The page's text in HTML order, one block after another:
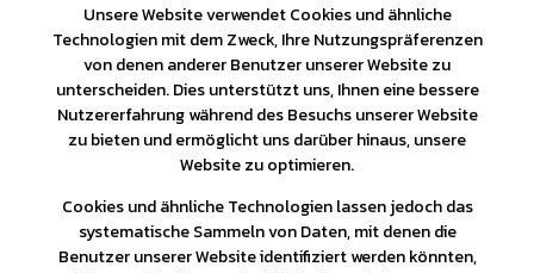
Unsere Website verwendet Cookies und ähnliche
Technologien mit dem Zweck, Ihre Nutzungspräferenzen
von denen anderer Benutzer unserer Website zu
unterscheiden. Dies unterstützt uns, Ihnen eine bessere
Nutzererfahrung während des Besuchs unserer Website
zu bieten und ermöglicht uns darüber hinaus, unsere
Website zu optimieren.
Cookies und ähnliche Technologien lassen jedoch das
systematische Sammeln von Daten, mit denen die
Benutzer unserer Website identifiziert werden könnten,